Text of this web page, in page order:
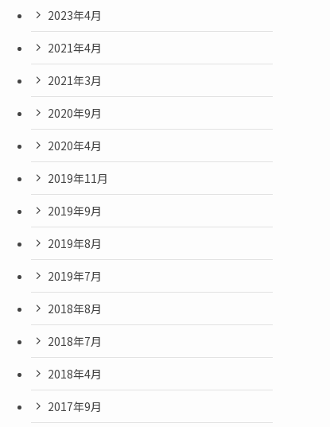
2023年4月
2021年4月
2021年3月
2020年9月
2020年4月
2019年11月
2019年9月
2019年8月
2019年7月
2018年8月
2018年7月
2018年4月
2017年9月